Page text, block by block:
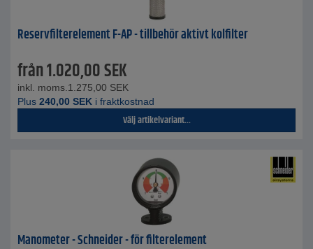
Reservfilterelement F-AP - tillbehör aktivt kolfilter
från1.020,00SEK
inkl. moms. 1.275,00 SEK
Plus 240,00 SEK i fraktkostnad
Välj artikelvariant...
Manometer - Schneider - för filterelement